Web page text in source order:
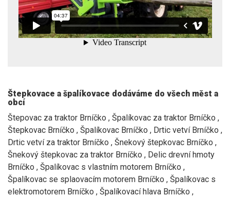
Štepkovace a špalíkovace dodáváme do všech měst a
obcí
Štepovac za traktor Brníčko , Špalíkovac za traktor Brníčko ,
Štepkovac Brníčko , Špalíkovac Brníčko , Drtic vetví Brníčko ,
Drtic vetví za traktor Brníčko , Šnekový štepkovac Brníčko ,
Šnekový štepkovac za traktor Brníčko , Delic drevní hmoty
Brníčko , Špalíkovac s vlastním motorem Brníčko ,
Špalíkovac se splaovacím motorem Brníčko , Špalíkovac s
elektromotorem Brníčko , Špalíkovací hlava Brníčko ,